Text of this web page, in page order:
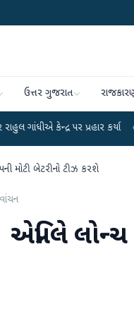
ઉત્તર ગુજરાત
પર પ્રહાર કર્યા ●
મોટી બેટરીનો ટીઝ કરશે